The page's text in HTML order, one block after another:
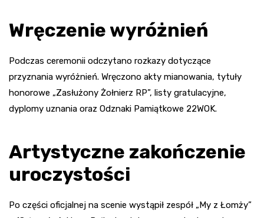
Wręczenie wyróżnień
Podczas ceremonii odczytano rozkazy dotyczące
przyznania wyróżnień. Wręczono akty mianowania, tytuły
honorowe „Zasłużony Żołnierz RP”, listy gratulacyjne,
dyplomy uznania oraz Odznaki Pamiątkowe 22WOK.
Artystyczne zakończenie
uroczystości
Po części oficjalnej na scenie wystąpił zespół „My z Łomży”